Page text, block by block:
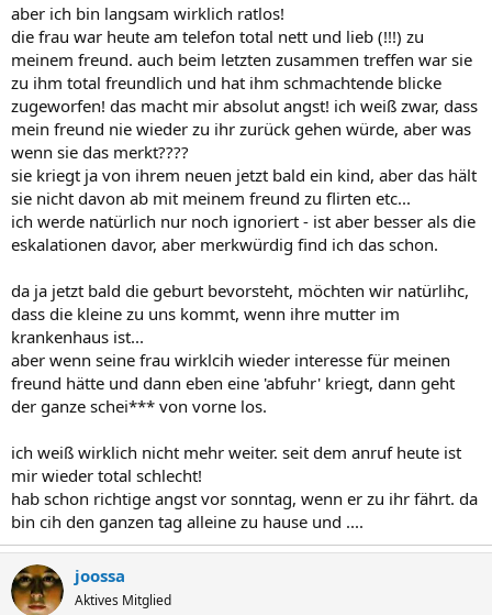
aber ich bin langsam wirklich ratlos!
die frau war heute am telefon total nett und lieb (!!!) zu
meinem freund. auch beim letzten zusammen treffen war sie
zu ihm total freundlich und hat ihm schmachtende blicke
zugeworfen! das macht mir absolut angst! ich weiß zwar, dass
mein freund nie wieder zu ihr zurück gehen würde, aber was
wenn sie das merkt????
sie kriegt ja von ihrem neuen jetzt bald ein kind, aber das hält
sie nicht davon ab mit meinem freund zu flirten etc...
ich werde natürlich nur noch ignoriert - ist aber besser als die
eskalationen davor, aber merkwürdig find ich das schon.
da ja jetzt bald die geburt bevorsteht, möchten wir natürlihc,
dass die kleine zu uns kommt, wenn ihre mutter im
krankenhaus ist...
aber wenn seine frau wirklcih wieder interesse für meinen
freund hätte und dann eben eine 'abfuhr' kriegt, dann geht
der ganze schei*** von vorne los.
ich weiß wirklich nicht mehr weiter. seit dem anruf heute ist
mir wieder total schlecht!
hab schon richtige angst vor sonntag, wenn er zu ihr fährt. da
bin cih den ganzen tag alleine zu hause und ....
joossa
Aktives Mitglied